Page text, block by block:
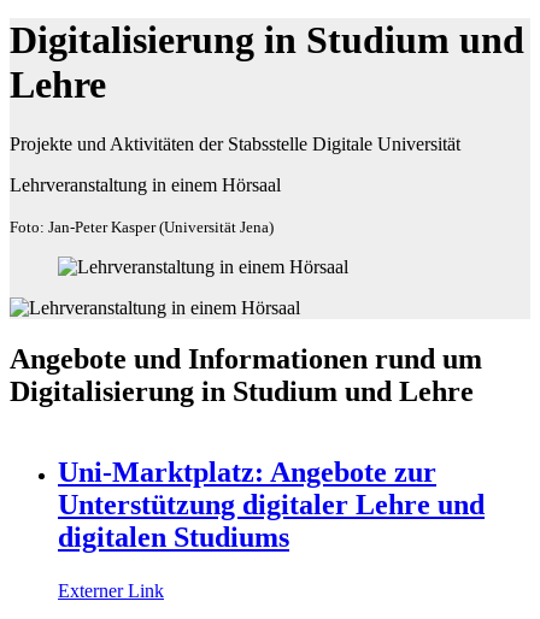
Digitalisierung in Studium und
Lehre
Projekte und Aktivitäten der Stabsstelle Digitale Universität
Lehrveranstaltung in einem Hörsaal
Foto: Jan-Peter Kasper (Universität Jena)
Angebote und Informationen rund um
Digitalisierung in Studium und Lehre
Uni-Marktplatz: Angebote zur
Unterstützung digitaler Lehre und
digitalen Studiums
Externer Link